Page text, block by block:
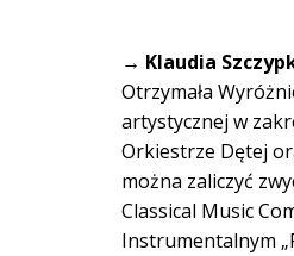
→ Klaudia
Otrzymała
artystycznej w
Orkiestrze Dętej
można zaliczyć
Classical Music
Instrumentalnym